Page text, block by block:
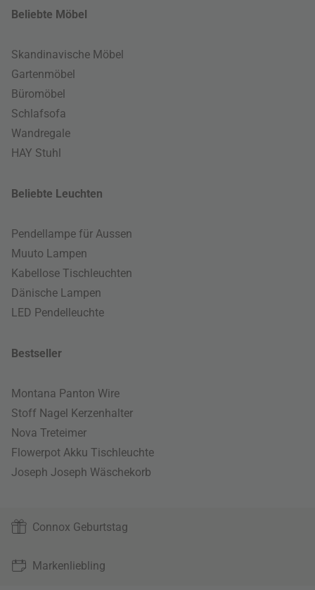
Beliebte Möbel
Skandinavische Möbel
Gartenmöbel
Büromöbel
Schlafsofa
Wandregale
HAY Stuhl
Beliebte Leuchten
Pendellampe für Aussen
Muuto Lampen
Kabellose Tischleuchten
Dänische Lampen
LED Pendelleuchte
Bestseller
Montana Panton Wire
Stoff Nagel Kerzenhalter
Nova Treteimer
Flowerpot Akku Tischleuchte
Joseph Joseph Wäschekorb
Connox Geburtstag
Markenliebling